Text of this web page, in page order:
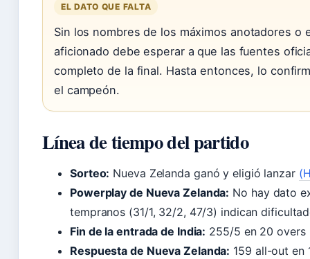
EL DATO QUE FALTA
Sin los nombres de los máximos anotadores o
aficionado debe esperar a que las fuentes
completo de la final. Hasta entonces, lo
el campeón.
Línea de tiempo del partido
Sorteo: Nueva Zelanda ganó y eligió lanzar
Powerplay de Nueva Zelanda: No hay dato
tempranos (31/1, 32/2, 47/3) indican
Fin de la entrada de India: 255/5 en 20 overs
Respuesta de Nueva Zelanda: 159 all-out en